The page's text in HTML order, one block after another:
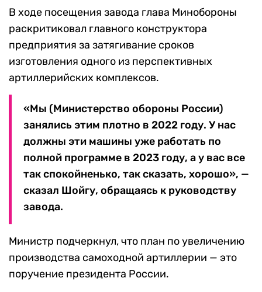
В ходе посещения завода глава Минобороны
раскритиковал главного конструктора
предприятия за затягивание сроков
изготовления одного из перспективных
артиллерийских комплексов.
«Мы (Министерство обороны России)
занялись этим плотно в 2022 году. У нас
должны эти машины уже работать по
полной программе в 2023 году, а у вас все
так спокойненько, так сказать, хорошо», —
сказал Шойгу, обращаясь к руководству
завода.
Министр подчеркнул, что план по увеличению
производства самоходной артиллерии — это
поручение президента России.